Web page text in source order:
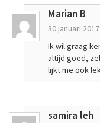
Marian B
30 januari
Ik wil graag
altijd goed,
lijkt me ook
samira leh